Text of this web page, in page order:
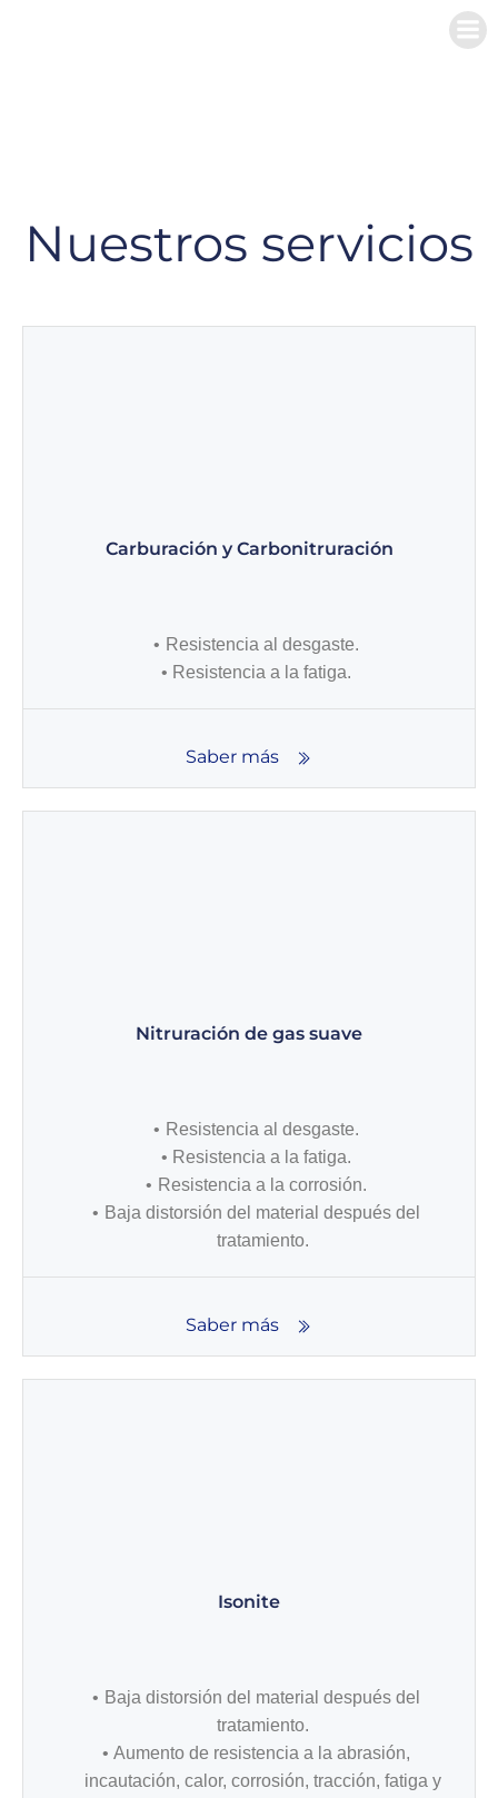
Nuestros servicios
Carburación y Carbonitruración
Resistencia al desgaste.
Resistencia a la fatiga.
Saber más
Nitruración de gas suave
Resistencia al desgaste.
Resistencia a la fatiga.
Resistencia a la corrosión.
Baja distorsión del material después del
tratamiento.
Saber más
Isonite
Baja distorsión del material después del
tratamiento.
Aumento de resistencia a la abrasión,
incautación, calor, corrosión, tracción, fatiga y